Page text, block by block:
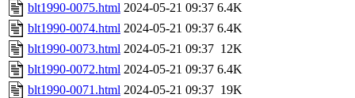
blt1990-0075.html 2024-05-21 09:37 6.4K
blt1990-0074.html 2024-05-21 09:37 6.4K
blt1990-0073.html 2024-05-21 09:37 12K
blt1990-0072.html 2024-05-21 09:37 6.4K
blt1990-0071.html 2024-05-21 09:37 19K